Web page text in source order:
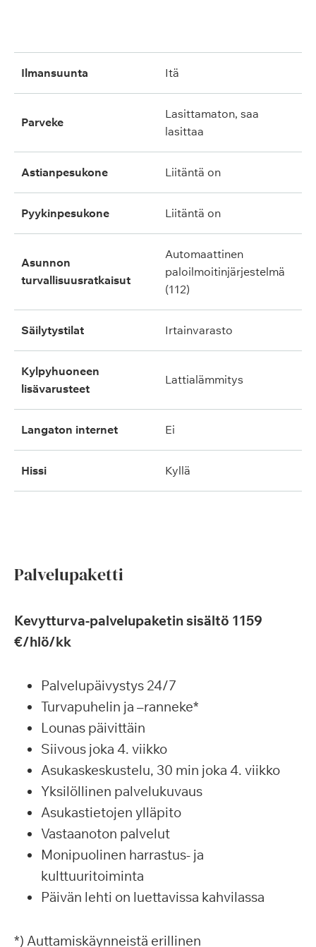
ilmansuunta itä
parveke
lasittamaton, saa
lasittaa
astianpesukone liitäntä on
pyykinpesukone liitäntä on
asunnon
turvallisuusratkaisut
automaattinen
paloilmoitinjärjestelmä
(112)
säilytystilat irtainvarasto
kylpyhuoneen
lisävarusteet
lattialämmitys
langaton internet ei
hissi kyllä
Palvelupaketti
Kevytturva-palvelupaketin sisältö 1159
€/hlö/kk
Palvelupäivystys 24/7
Turvapuhelin ja –ranneke*
Lounas päivittäin
Siivous joka 4. viikko
Asukaskeskustelu, 30 min joka 4. viikko
Yksilöllinen palvelukuvaus
Asukastietojen ylläpito
Vastaanoton palvelut
Monipuolinen harrastus- ja
kulttuuritoiminta
Päivän lehti on luettavissa kahvilassa
*) Auttamiskäynneistä erillinen